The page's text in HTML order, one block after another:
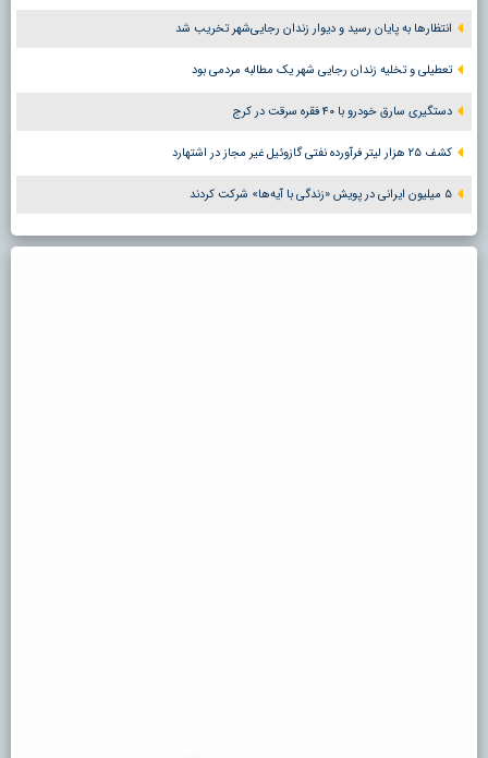
انتظارها به پایان رسید و دیوار زندان رجایی‌شهر تخریب شد
تعطیلی و تخلیه زندان رجایی شهر یک مطالبه مردمی بود
دستگیری سارق خودرو با ۴۰ فقره سرقت در کرج
کشف ۲۵ هزار لیتر فرآورده نفتی گازوئیل غیر مجاز در اشتهارد
۵ میلیون ایرانی در پویش «زندگی با آیه‌ها» شرکت کردند